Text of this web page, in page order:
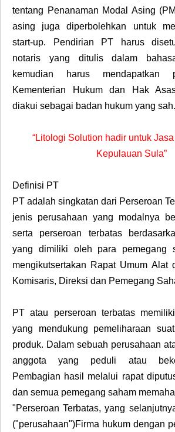
tentang Penanaman Modal Asing
asing juga diperbolehkan untuk
start-up. Pendirian PT harus
notaris yang ditulis dalam
kemudian harus mendapatkan
Kementerian Hukum dan Hak
diakui sebagai badan hukum yang sah.
“Litologi Solution hadir untuk
Kepulauan Sula”
Definisi PT
PT adalah singkatan dari Perseroan
jenis perusahaan yang modalnya
serta perseroan terbatas
yang dimiliki oleh para
mengikutsertakan Rapat Umum Alat
Komisaris, Direksi dan Pemegang
PT atau perseroan terbatas
yang mendukung pemeliharaan
produk. Dalam sebuah perusahaan
anggota yang peduli atau
Pembagian hasil melalui rapat
dan semua pemegang saham
"Perseroan Terbatas, yang
("perusahaan")Firma hukum dengan